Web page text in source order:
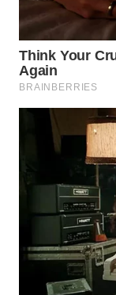
KARAWANG
WN
BEKASI
WN
BOGOR
DEPOK
TAPANULI
UTARA